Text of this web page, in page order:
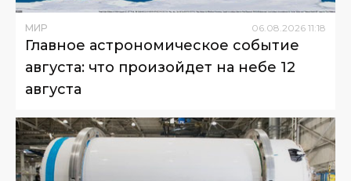
МИР 06.08.2026 11:18
Главное астрономическое событие
августа: что произойдет на небе 12
августа